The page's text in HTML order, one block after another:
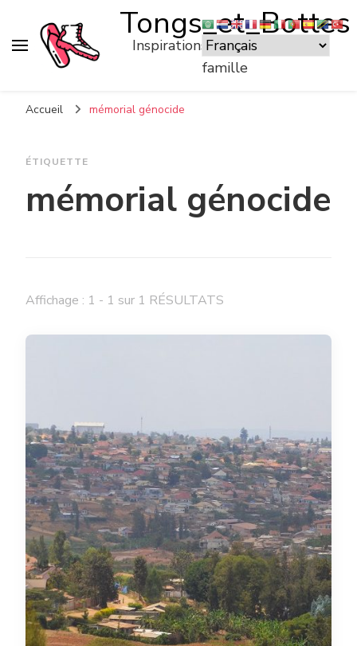
Tongs_et_Bottes
Inspirations pour voyager en
famille
Accueil mémorial génocide
ÉTIQUETTE
mémorial génocide
Affichage : 1 - 1 sur 1 RÉSULTATS